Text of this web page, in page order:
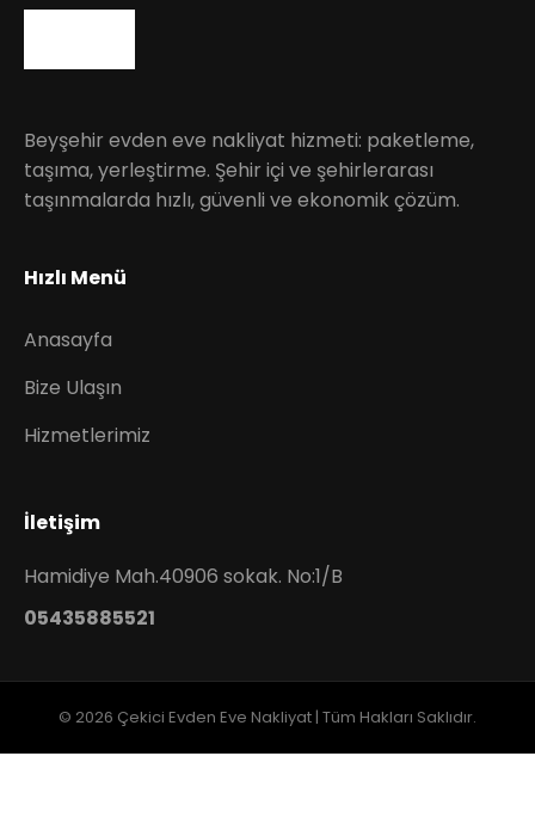
Beyşehir evden eve nakliyat hizmeti: paketleme,
taşıma, yerleştirme. Şehir içi ve şehirlerarası
taşınmalarda hızlı, güvenli ve ekonomik çözüm.
Hızlı Menü
Anasayfa
Bize Ulaşın
Hizmetlerimiz
İletişim
Hamidiye Mah.40906 sokak. No:1/B
05435885521
© 2026 Çekici Evden Eve Nakliyat | Tüm Hakları Saklıdır.